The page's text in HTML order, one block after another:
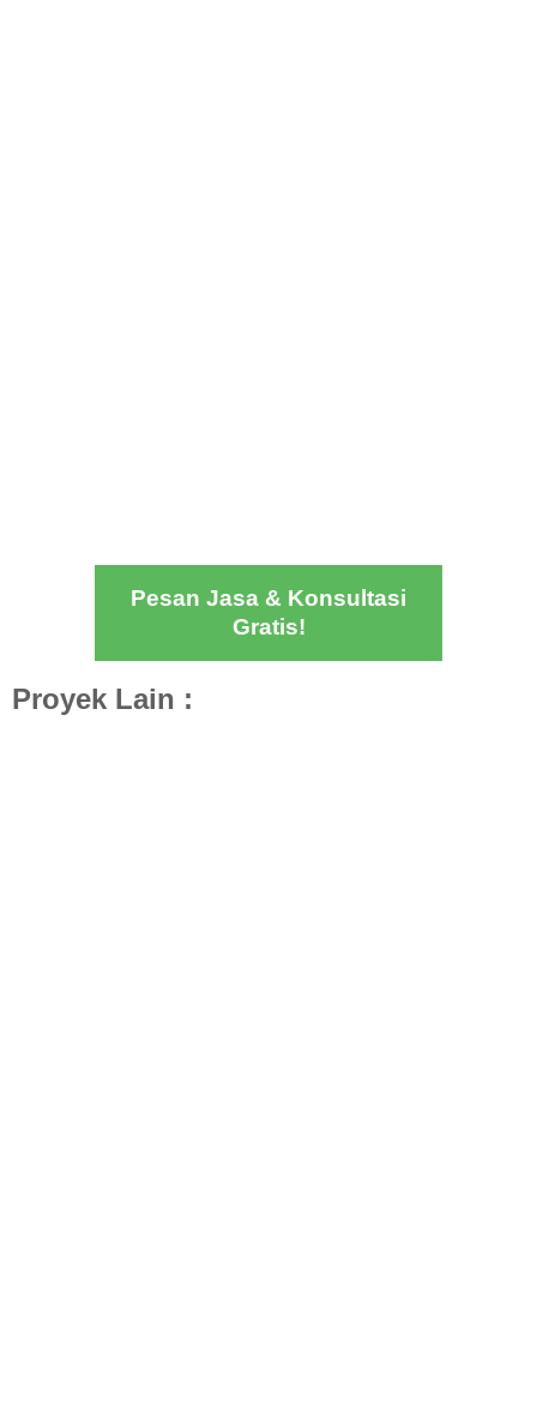
Pesan Jasa & Konsultasi
Gratis!
Proyek Lain :